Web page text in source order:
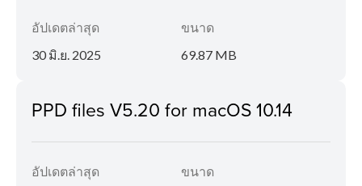
อัปเดตล่าสุด
30 มิ.ย. 2025
ขนาด
69.87 MB
PPD files V5.20 for macOS 10.14
อัปเดตล่าสุด
ขนาด